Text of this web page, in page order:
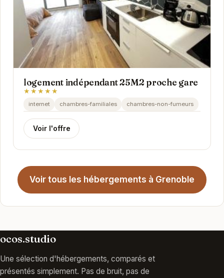
logement indépendant 25M2 proche gare
★★★★★
internet chambres-familiales chambres-non-fumeurs
Voir l'offre
Voir tous les hébergements à Grenoble
ocos.studio
Une sélection d'hébergements, comparés et
présentés simplement. Pas de bruit, pas de